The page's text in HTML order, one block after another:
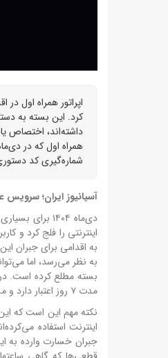
کرد. این بسته به
داشته‌اند، اختصاص
همراه اول که در
شماره‌گیری کد دستوری ۱۰۰۰۲۷۲# این بسته هدیه را فعال کنند. این بسته ۲ گیگابایت حجم داشته و به مدت ۷ روز از زمان فعال‌سازی
آسیانیوز ایران؛ سرویس
دی‌ماه ۱۴۰۴
اینترنتی را فلج کرد و
به اقدامی برای جبران این اختلالات زده است: بسته
به نظر می‌رسد، اما
مدت ۷ روز اعتبار دارد و مشترکان می‌توانند با شماره‌گیری کد دستوری ۱۰۰۰۲۷۲# آن را فعال کنند.
نکته مهم این است که
اینترنت استفاده